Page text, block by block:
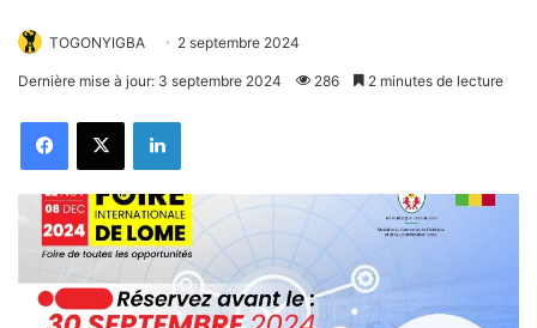
TOGONYIGBA 2 septembre 2024
Dernière mise à jour: 3 septembre 2024 286 2 minutes de lecture
FacebookX Linkedin